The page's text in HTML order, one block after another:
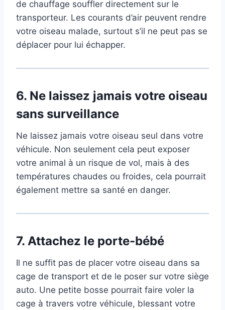
de chauffage souffler directement sur le
transporteur. Les courants d’air peuvent rendre
votre oiseau malade, surtout s’il ne peut pas se
déplacer pour lui échapper.
6. Ne laissez jamais votre oiseau
sans surveillance
Ne laissez jamais votre oiseau seul dans votre
véhicule. Non seulement cela peut exposer
votre animal à un risque de vol, mais à des
températures chaudes ou froides, cela pourrait
également mettre sa santé en danger.
7. Attachez le porte-bébé
Il ne suffit pas de placer votre oiseau dans sa
cage de transport et de le poser sur votre siège
auto. Une petite bosse pourrait faire voler la
cage à travers votre véhicule, blessant votre